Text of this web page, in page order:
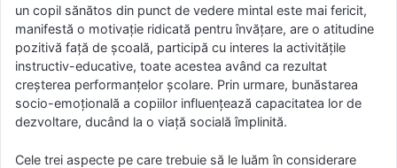
un copil sănătos din punct de vedere mintal este mai fericit,
manifestă o motivație ridicată pentru învățare, are o atitudine
pozitivă față de școală, participă cu interes la activitățile
instructiv-educative, toate acestea având ca rezultat
creșterea performanțelor școlare. Prin urmare, bunăstarea
socio-emoțională a copiilor influențează capacitatea lor de
dezvoltare, ducând la o viață socială împlinită.
Cele trei aspecte pe care trebuie să le luăm în considerare